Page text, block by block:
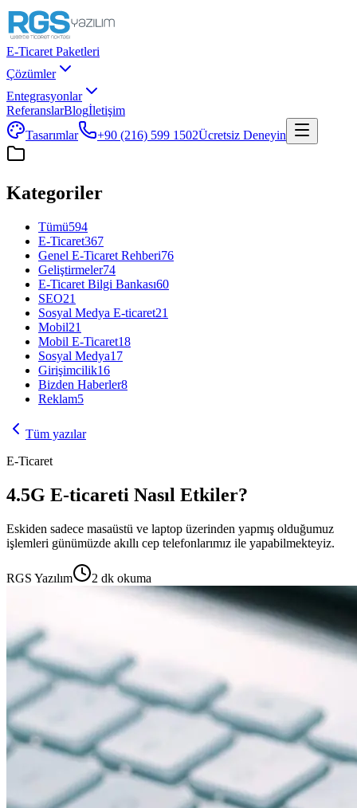
E-Ticaret Paketleri
Çözümler
Entegrasyonlar
ReferanslarBlogİletişim
Tasarımlar
+90 (216) 599 1502Ücretsiz Deneyin
Kategoriler
Tümü594
E-Ticaret367
Genel E-Ticaret Rehberi76
Geliştirmeler74
E-Ticaret Bilgi Bankası60
SEO21
Sosyal Medya E-ticaret21
Mobil21
Mobil E-Ticaret18
Sosyal Medya17
Girişimcilik16
Bizden Haberler8
Reklam5
Tüm yazılar
E-Ticaret
4.5G E-ticareti Nasıl Etkiler?
Eskiden sadece masaüstü ve laptop üzerinden yapmış olduğumuz
işlemleri günümüzde akıllı cep telefonlarımız ile yapabilmekteyiz.
RGS Yazılım 2 dk okuma